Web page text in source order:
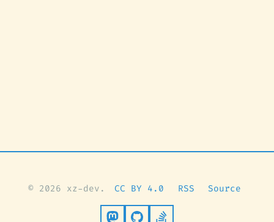
© 2026 xz-dev. CC BY 4.0 RSS Source